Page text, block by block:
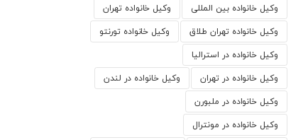
وکیل خانواده بین المللی
وکیل خانواده تهران
وکیل خانواده تهران طلاق
وکیل خانواده تورنتو
وکیل خانواده در استرالیا
وکیل خانواده در تهران
وکیل خانواده در لندن
وکیل خانواده در ملبورن
وکیل خانواده در مونترال